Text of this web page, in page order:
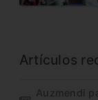
Artículos
Auzmendi